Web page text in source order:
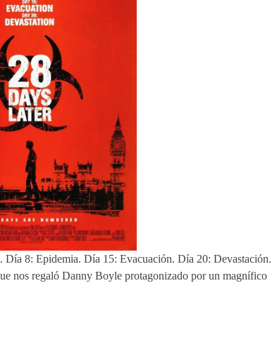
8: Epidemia. Día 15: Evacuación. Día 20: Devastación.
nos regaló Danny Boyle protagonizado por un magnífico